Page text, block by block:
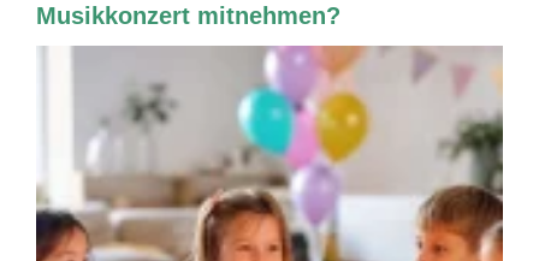
Musikkonzert mitnehmen?